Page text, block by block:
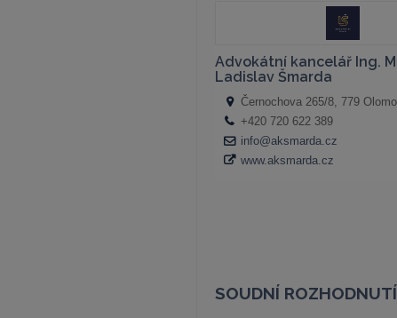
SOUDNÍ ROZHODNUTÍ